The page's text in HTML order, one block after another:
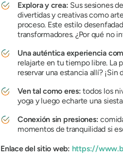
Explora y crea: Sus sesiones
divertidas y creativas como
proceso. Este estilo
transformadores. ¿Por qué no
Una auténtica experiencia
relajarte en tu tiempo libre. La
reservar una estancia allí? ¡Sin
Ven tal como eres:todos los
yoga y luego echarte una
Conexión sin presiones:
momentos de tranquilidad si
Enlace del sitio web: https://